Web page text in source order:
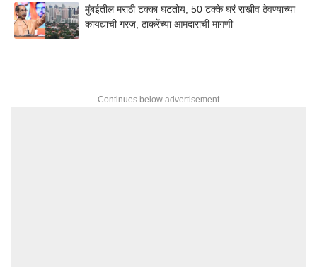
मुंबईतील मराठी टक्का घटतोय, 50 टक्के घरं राखीव ठेवण्याच्या
कायद्याची गरज; ठाकरेंच्या आमदाराची मागणी
Continues below advertisement